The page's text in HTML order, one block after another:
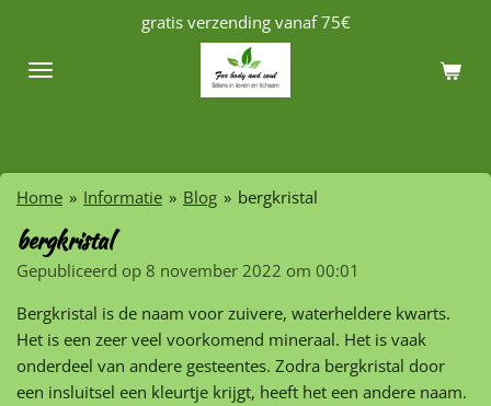
naar
gratis verzending vanaf 75€
Home » Informatie » Blog » bergkristal
bergkristal
Gepubliceerd op 8 november 2022 om 00:01
Bergkristal is de naam voor zuivere, waterheldere kwarts.
Het is een zeer veel voorkomend mineraal. Het is vaak
onderdeel van andere gesteentes. Zodra bergkristal door
een insluitsel een kleurtje krijgt, heeft het een andere naam.